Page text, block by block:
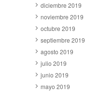
diciembre 2019
noviembre 2019
octubre 2019
septiembre 2019
agosto 2019
julio 2019
junio 2019
mayo 2019